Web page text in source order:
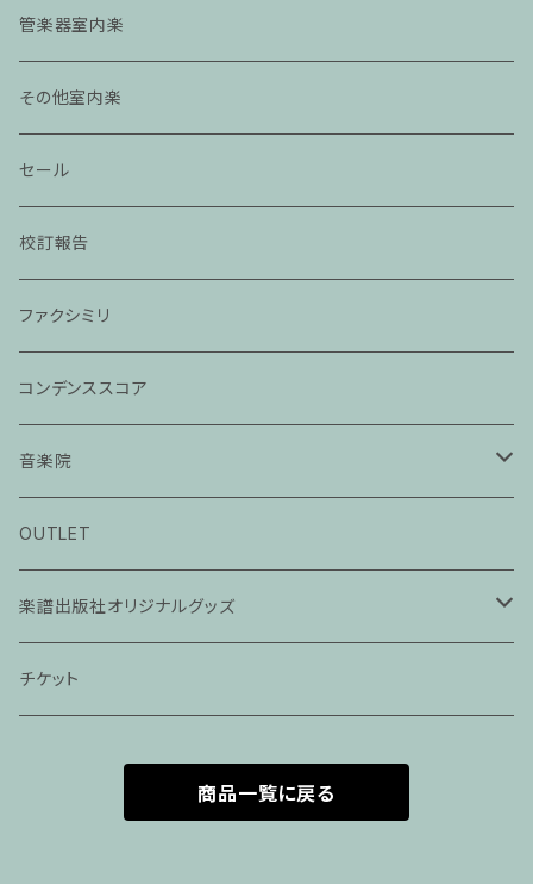
管楽器室内楽
その他室内楽
セール
校訂報告
ファクシミリ
コンデンススコア
音楽院
ピアノ科３０分レッスン
ピアノ科４５分レッスン
家族割プラン
家族割適用プラン2
声楽ピアノ４５分レッスン
OUTLET
楽譜出版社オリジナルグッズ
アパレル
チケット
商品一覧に戻る